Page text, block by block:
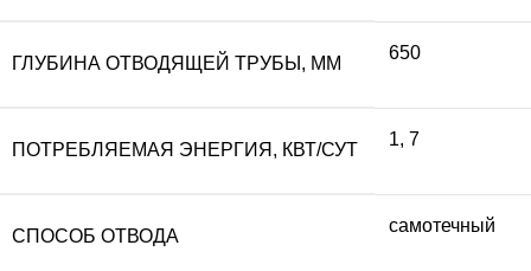
ГЛУБИНА ОТВОДЯЩЕЙ ТРУБЫ, ММ
650
ПОТРЕБЛЯЕМАЯ ЭНЕРГИЯ, КВТ/СУТ
1, 7
СПОСОБ ОТВОДА
самотечный